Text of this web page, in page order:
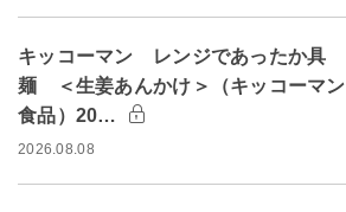
キッコーマン レンジであったか具
麺 ＜生姜あんかけ＞（キッコーマン
食品）20…
2026.08.08